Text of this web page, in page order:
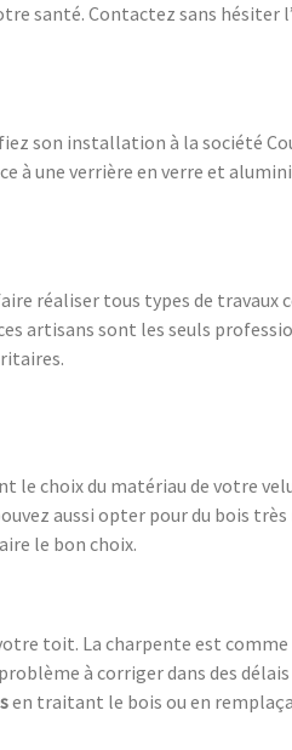
Contactez sans hésiter
son installation à la société
à une verrière en verre et
réaliser tous types de
artisans sont les seuls
le choix du matériau de votre
aussi opter pour du bois
le bon choix.
toit. La charpente est
à corriger dans des
en traitant le bois ou en